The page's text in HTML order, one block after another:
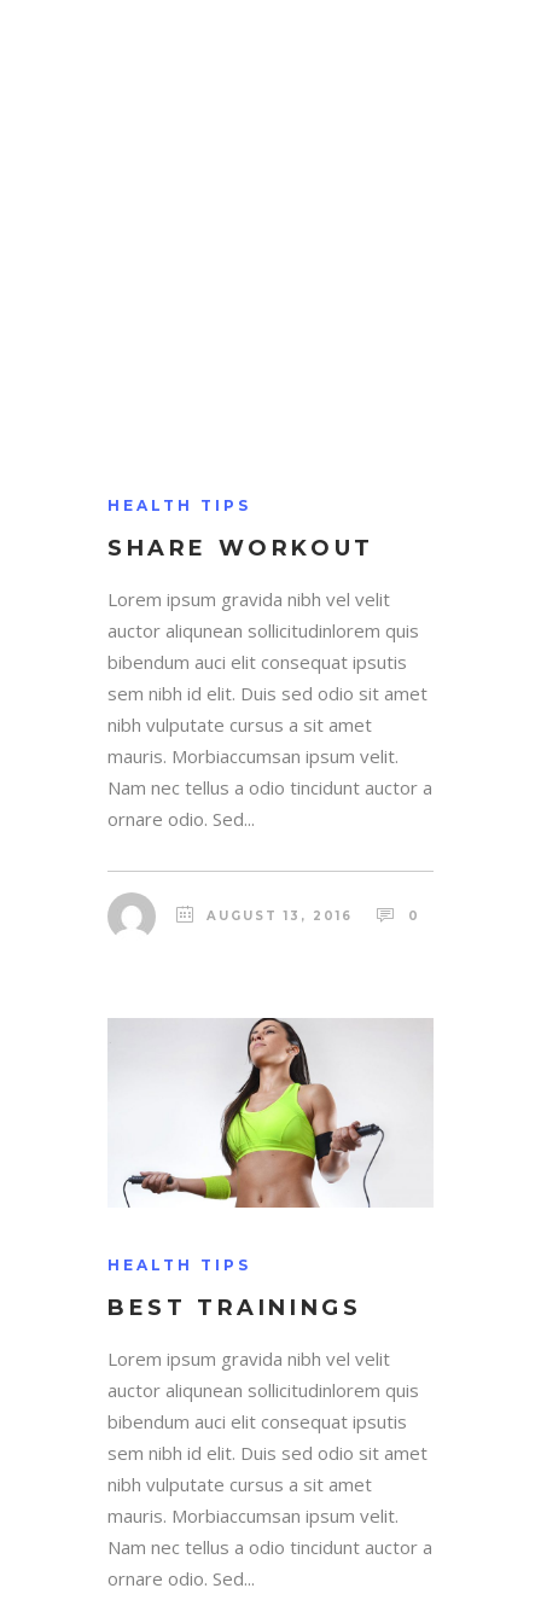
HEALTH TIPS
SHARE WORKOUT
Lorem ipsum gravida nibh vel velit
auctor aliqunean sollicitudinlorem quis
bibendum auci elit consequat ipsutis
sem nibh id elit. Duis sed odio sit amet
nibh vulputate cursus a sit amet
mauris. Morbiaccumsan ipsum velit.
Nam nec tellus a odio tincidunt auctor a
ornare odio. Sed...
AUGUST 13, 2016 0
HEALTH TIPS
BEST TRAININGS
Lorem ipsum gravida nibh vel velit
auctor aliqunean sollicitudinlorem quis
bibendum auci elit consequat ipsutis
sem nibh id elit. Duis sed odio sit amet
nibh vulputate cursus a sit amet
mauris. Morbiaccumsan ipsum velit.
Nam nec tellus a odio tincidunt auctor a
ornare odio. Sed...